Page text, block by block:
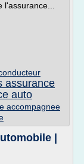
assurance
auto
accompagnee
|